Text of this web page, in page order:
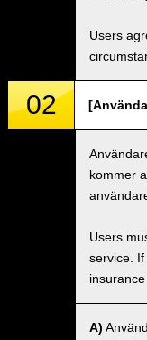
Users
02
kommer
Users
service.
A)